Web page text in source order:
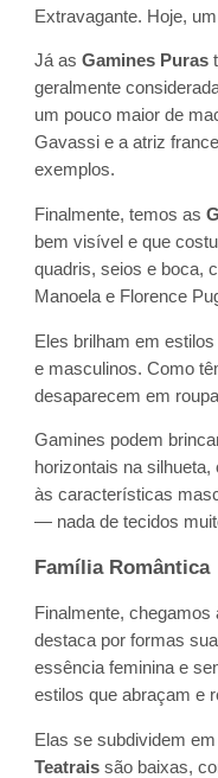
Extravagante. Hoje,
Já asGamines Puras
geralmente
um pouco maior de
Gavassi e a atriz
exemplos.
Finalmente, temos as
bem visível e que
quadris, seios e boca,
Manoela e Florence
Eles brilham em
e masculinos. Como
desaparecem em
Gamines podem
horizontais na
às características
— nada de tecidos
Família Romântica
Finalmente,
destaca por formas
essência feminina e
estilos que abraçam e
Elas se subdividem
Teatrais são baixas,